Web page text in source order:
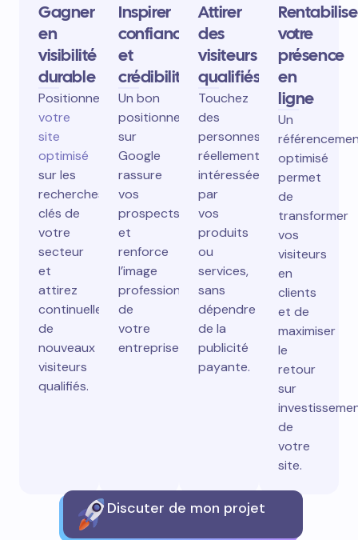
Gagner
en
visibilité
durable
Positionnez
votre
site
optimisé
sur les
recherches
clés de
votre
secteur
et
attirez
continuellement
de
nouveaux
visiteurs
qualifiés.
Inspirer
confiance
et
crédibilité
Un bon
positionnement
sur
Google
rassure
vos
prospects
et
renforce
l’image
professionnelle
de
votre
entreprise.
Attirer
des
visiteurs
qualifiés
Touchez
des
personnes
réellement
intéressées
par
vos
produits
ou
services,
sans
dépendre
de la
publicité
payante.
votre
présence
en
ligne
Un
optimisé
permet
de
transformer
vos
visiteurs
en
clients
et de
maximiser
le
retour
sur
de
votre
site.
Discuter de mon projet